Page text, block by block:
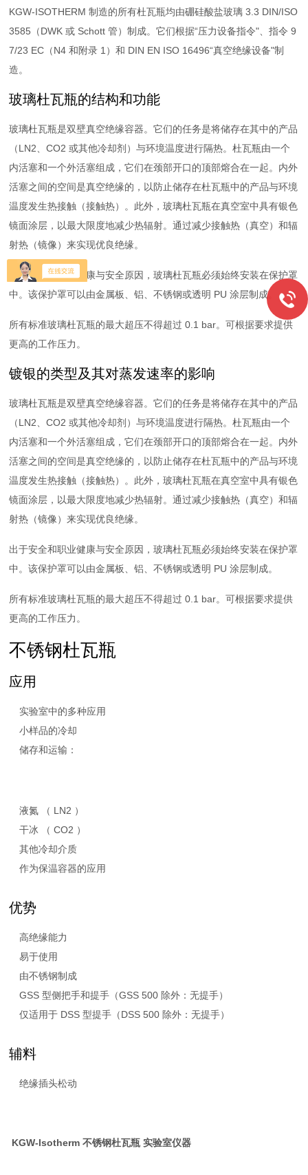
KGW-ISOTHERM 制造的所有杜瓦瓶均由硼硅酸盐玻璃 3.3 DIN/ISO
3585（DWK 或 Schott 管）制成。它们根据“压力设备指令"、指令 9
7/23 EC（N4 和附录 1）和 DIN EN ISO 16496“真空绝缘设备"制
造。
玻璃杜瓦瓶的结构和功能
玻璃杜瓦瓶是双壁真空绝缘容器。它们的任务是将储存在其中的产品
（LN2、CO2 或其他冷却剂）与环境温度进行隔热。杜瓦瓶由一个
内活塞和一个外活塞组成，它们在颈部开口的顶部熔合在一起。内外
活塞之间的空间是真空绝缘的，以防止储存在杜瓦瓶中的产品与环境
温度发生热接触（接触热）。此外，玻璃杜瓦瓶在真空室中具有银色
镜面涂层，以最大限度地减少热辐射。通过减少接触热（真空）和辐
射热（镜像）来实现优良绝缘。
出于安全和职业健康与安全原因，玻璃杜瓦瓶必须始终安装在保护罩
中。该保护罩可以由金属板、铝、不锈钢或透明 PU 涂层制成。
所有标准玻璃杜瓦瓶的最大超压不得超过 0.1 bar。可根据要求提供
更高的工作压力。
镀银的类型及其对蒸发速率的影响
玻璃杜瓦瓶是双壁真空绝缘容器。它们的任务是将储存在其中的产品
（LN2、CO2 或其他冷却剂）与环境温度进行隔热。杜瓦瓶由一个
内活塞和一个外活塞组成，它们在颈部开口的顶部熔合在一起。内外
活塞之间的空间是真空绝缘的，以防止储存在杜瓦瓶中的产品与环境
温度发生热接触（接触热）。此外，玻璃杜瓦瓶在真空室中具有银色
镜面涂层，以最大限度地减少热辐射。通过减少接触热（真空）和辐
射热（镜像）来实现优良绝缘。
出于安全和职业健康与安全原因，玻璃杜瓦瓶必须始终安装在保护罩
中。该保护罩可以由金属板、铝、不锈钢或透明 PU 涂层制成。
所有标准玻璃杜瓦瓶的最大超压不得超过 0.1 bar。可根据要求提供
更高的工作压力。
不锈钢杜瓦瓶
应用
实验室中的多种应用
小样品的冷却
储存和运输：
液氮 （ LN2 ）
干冰 （ CO2 ）
其他冷却介质
作为保温容器的应用
优势
高绝缘能力
易于使用
由不锈钢制成
GSS 型侧把手和提手（GSS 500 除外：无提手）
仅适用于 DSS 型提手（DSS 500 除外：无提手）
辅料
绝缘插头松动
KGW-Isotherm 不锈钢杜瓦瓶 实验室仪器